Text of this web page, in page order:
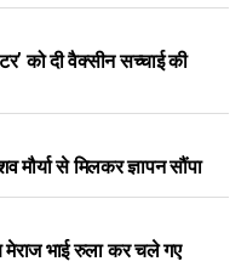
को दी वैक्सीन सच्चाई की
मौर्या से मिलकर ज्ञापन सौंपा
मेराज भाई रुला कर चले गए